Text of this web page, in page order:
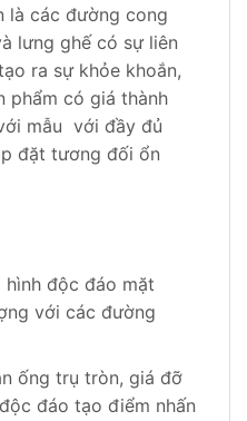
là các đường cong
lưng ghế có sự liên
ra sự khỏe khoắn,
phẩm có giá thành
mẫu với đầy đủ
đặt tương đối ổn
hình độc đáo mặt
với các đường
ống trụ tròn, giá đỡ
đáo tạo điểm nhấn